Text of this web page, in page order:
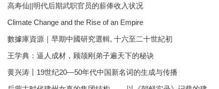
高寿仙||明代后期武职官员的薪俸收入状况
Climate Change and the Rise of an Empire
數據庫資源｜早期中國研究選輯, 十六至二十世紀初
王学典：逼人成材，顾颉刚弟子遍天下的秘诀
黄兴涛丨19世纪20—50年代中国新名词的生成与传播